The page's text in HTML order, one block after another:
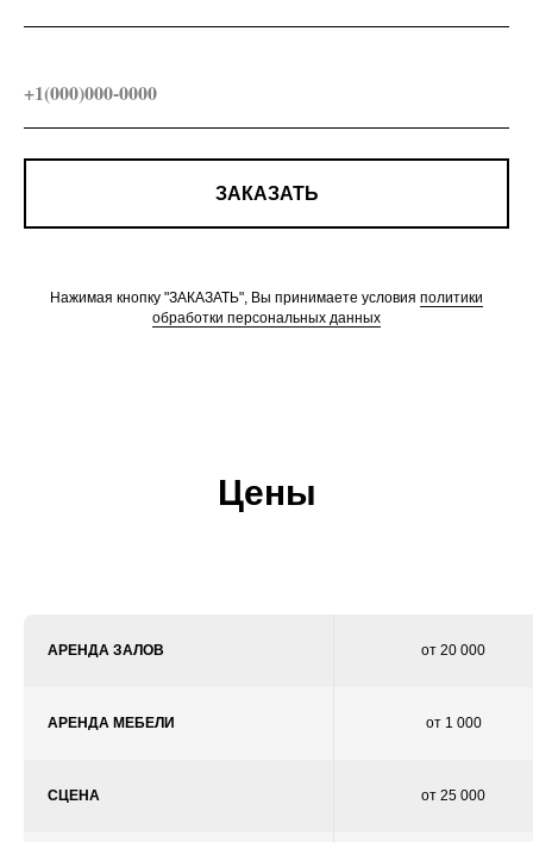
ЗАКАЗАТЬ
Нажимая кнопку "ЗАКАЗАТЬ", Вы принимаете условия политики
обработки персональных данных
Цены
АРЕНДА ЗАЛОВ от 20 000
АРЕНДА МЕБЕЛИ от 1 000
СЦЕНА от 25 000